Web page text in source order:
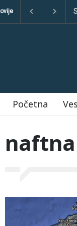
Početna